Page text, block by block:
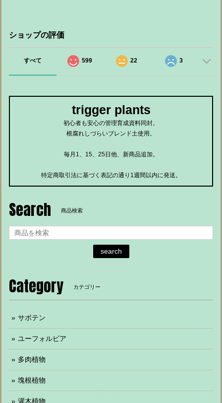
ショップの評価
すべて 599 22 3
trigger plants
初心者も安心の管理育成資料同封。
根腐れしづらいブレンド土使用。
毎月1、15、25日他、新商品追加。
特定商取引法に基づく表記の通り1週間以内に発送。
Search 商品検索
search
Category カテゴリー
サボテン
ユーフォルビア
多肉植物
塊根植物
灌木植物